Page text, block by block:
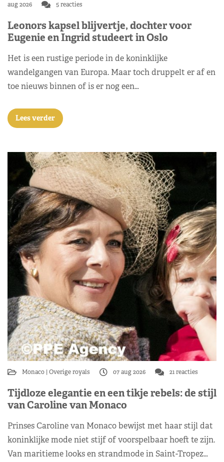
aug 2026 5 reacties
Leonors kapsel blijvertje, dochter voor
Eugenie en Ingrid studeert in Oslo
Het is een rustige periode in de koninklijke
wandelgangen van Europa. Maar toch druppelt er af en
toe nieuws binnen of is er nog een…
Lees verder
Monaco Overige royals 07 aug 2026 21 reacties
Tijdloze elegantie en een tikje rebels: de stijl
van Caroline van Monaco
Prinses Caroline van Monaco bewijst met haar stijl dat
koninklijke mode niet stijf of voorspelbaar hoeft te zijn.
Van maritieme looks en strandmode in Saint-Tropez…